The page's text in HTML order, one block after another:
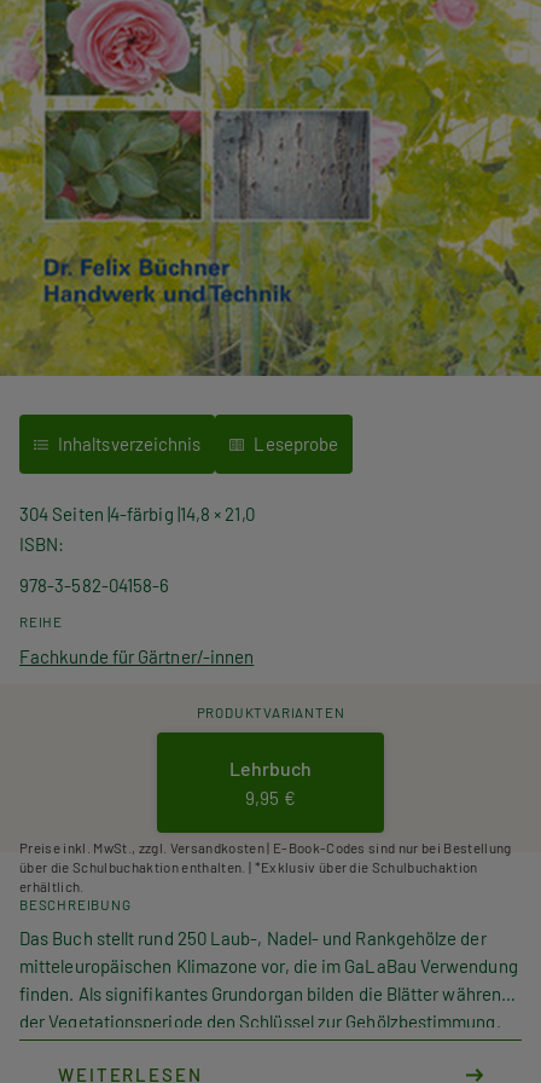
Inhaltsverzeichnis Leseprobe
304 Seiten 4-färbig 14,8 × 21,0
ISBN
978-3-582-04158-6
REIHE
Fachkunde für Gärtner/-innen
PRODUKTVARIANTEN
Lehrbuch
9,95 €
Preise inkl. MwSt., zzgl. Versandkosten | E-Book-Codes sind nur bei Bestellung
über die Schulbuchaktion enthalten. | *Exklusiv über die Schulbuchaktion
erhältlich.
BESCHREIBUNG
Das Buch stellt rund 250 Laub-, Nadel- und Rankgehölze der
mitteleuropäischen Klimazone vor, die im GaLaBau Verwendung
finden. Als signifikantes Grundorgan bilden die Blätter während
der Vegetationsperiode den Schlüssel zur Gehölzbestimmung.
Blattformen gegliedert, die das Identifizieren der Pflanzen
WEITERLESEN